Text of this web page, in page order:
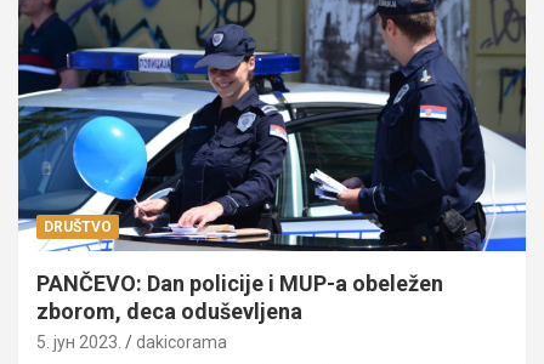
DRUŠTVO
PANČEVO: Dan policije i MUP-a obeležen
zborom, deca oduševljena
5. јун 2023. dakicorama